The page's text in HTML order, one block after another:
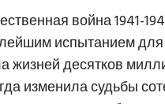
война 1941-
испытанием
жизней десятков
изменила судьбы